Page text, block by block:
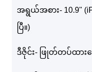
အရွယ်အစား- 10.9"
ပြီ။)
ဒီဇိုင်း- ဖြုတ်တပ်ထားသ